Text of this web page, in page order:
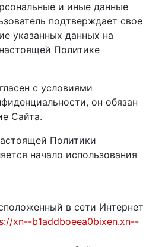
и иные данные
подтверждает свое
указанных данных на
Политике
с условиями
он обязан
Сайта.
Политики
начало использования
в сети Интернет
xn--b1addboeea0bixen.xn--